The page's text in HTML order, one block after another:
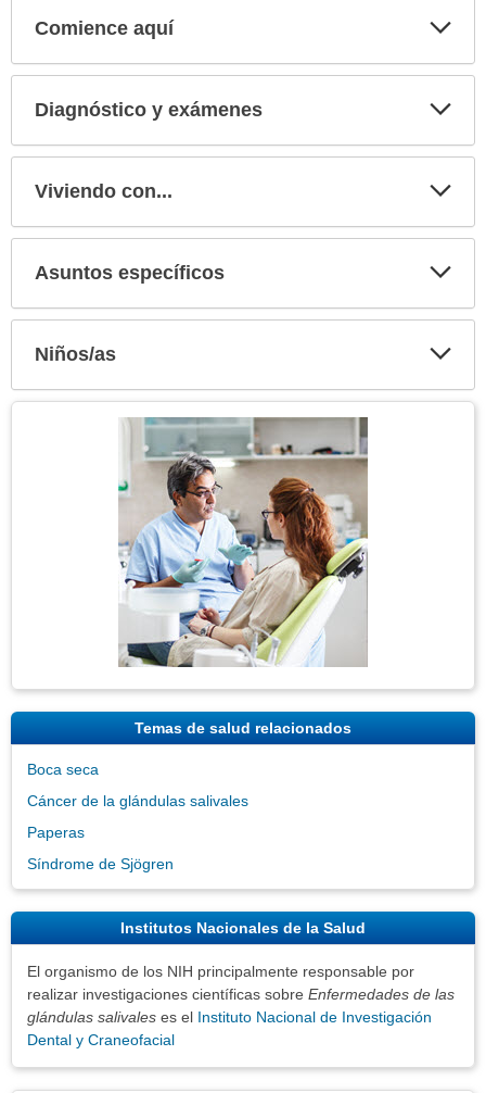
Comience aquí
Diagnóstico y exámenes
Viviendo con...
Asuntos específicos
Niños/as
Temas de salud relacionados
Boca seca
Cáncer de la glándulas salivales
Paperas
Síndrome de Sjögren
Institutos Nacionales de la Salud
El organismo de los NIH principalmente responsable por
realizar investigaciones científicas sobre Enfermedades de las
glándulas salivales es el Instituto Nacional de Investigación
Dental y Craneofacial